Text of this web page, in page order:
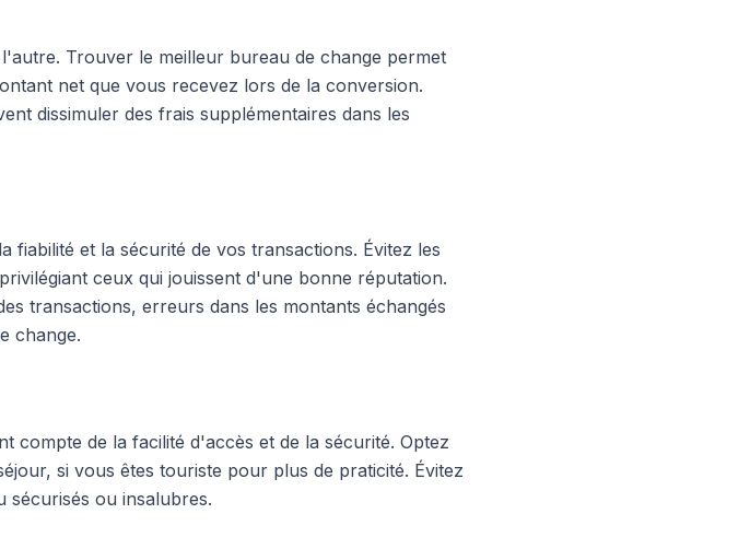
Trouver le meilleur bureau de change permet
net que vous recevez lors de la conversion.
dissimuler des frais supplémentaires dans les
et la sécurité de vos transactions. Évitez les
ceux qui jouissent d'une bonne réputation.
transactions, erreurs dans les montants échangés
change.
compte de la facilité d'accès et de la sécurité. Optez
si vous êtes touriste pour plus de praticité. Évitez
sécurisés ou insalubres.